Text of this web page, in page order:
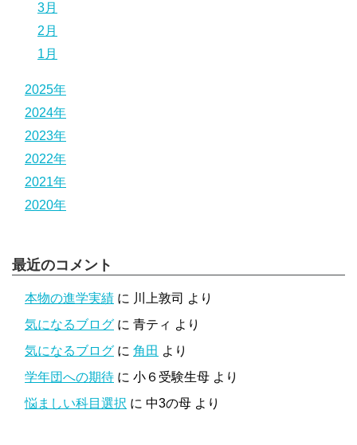
3月
2月
1月
2025年
2024年
2023年
2022年
2021年
2020年
最近のコメント
本物の進学実績 に 川上敦司 より
気になるブログ に 青ティ より
気になるブログ に 角田 より
学年団への期待 に 小６受験生母 より
悩ましい科目選択 に 中3の母 より